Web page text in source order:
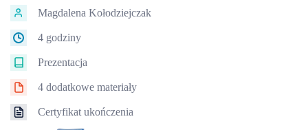
Magdalena Kołodziejczak
4 godziny
Prezentacja
4 dodatkowe materiały
Certyfikat ukończenia